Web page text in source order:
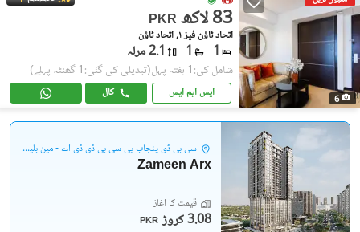
6
PKR 83 لاکھ
اتحاد ٹاؤن فیز ١, اتحاد ٹاؤن
1
1 2.1 مرلہ
شامل کی:1 ہفتہ پہل (تبدیلی کی گئی:1 گھنٹہ پہلے)
ایس ایم ایس کال
سی بی ڈی پنجاب پی سی بی ڈی ڈی اے - مین بلیوارڈ گلبرگ
Zameen Arx
قیمت کا آغاز
PKR 3.08 کروڑ